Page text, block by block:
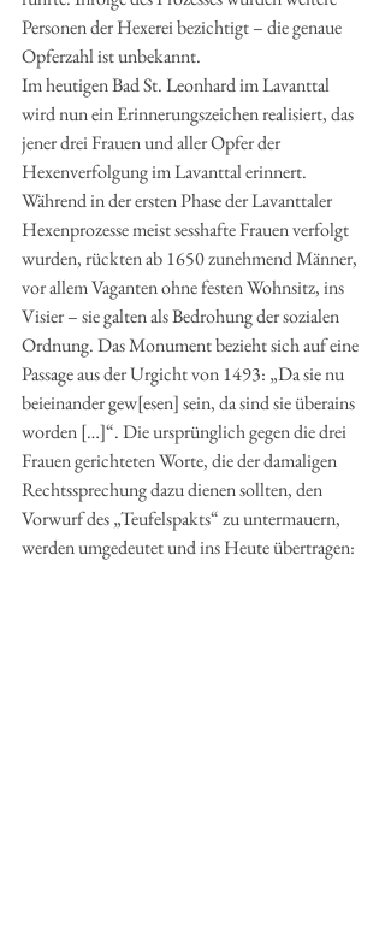
Personen der Hexerei bezichtigt – die genaue
Opferzahl ist unbekannt.
Im heutigen Bad St. Leonhard im Lavanttal
wird nun ein Erinnerungszeichen realisiert, das
jener drei Frauen und aller Opfer der
Hexenverfolgung im Lavanttal erinnert.
Während in der ersten Phase der Lavanttaler
Hexenprozesse meist sesshafte Frauen verfolgt
wurden, rückten ab 1650 zunehmend Männer,
vor allem Vaganten ohne festen Wohnsitz, ins
Visier – sie galten als Bedrohung der sozialen
Ordnung. Das Monument bezieht sich auf eine
Passage aus der Urgicht von 1493: „Da sie nu
beieinander gew[esen] sein, da sind sie überains
worden […]“. Die ursprünglich gegen die drei
Frauen gerichteten Worte, die der damaligen
Rechtssprechung dazu dienen sollten, den
Vorwurf des „Teufelspakts“ zu untermauern,
werden umgedeutet und ins Heute übertragen: